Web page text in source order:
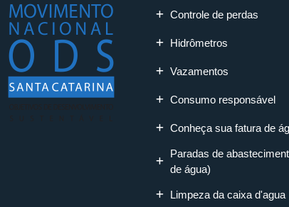
Controle de perdas
Hidrômetros
Vazamentos
Consumo responsável
Conheça sua fatura de
Paradas de
de água)
Limpeza da caixa d'agua